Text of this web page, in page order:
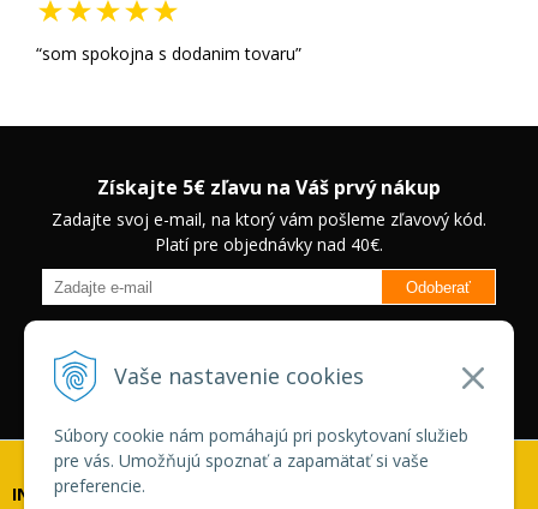
Vaše nastavenie cookies
Súbory cookie nám pomáhajú pri poskytovaní služieb
pre vás. Umožňujú spoznať a zapamätať si vaše
preferencie.
som spokojna s dodanim tovaru
Získajte 5€ zľavu na Váš prvý nákup
Zadajte svoj e-mail, na ktorý vám pošleme zľavový kód.
Platí pre objednávky nad 40€.
Odoberať
zľavách na vybrané produkty.
Neplatí pre Veľkoobchodných
zákazníkov.
INFOLINKA